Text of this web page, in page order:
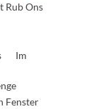
Rub Ons
Im
Fenster